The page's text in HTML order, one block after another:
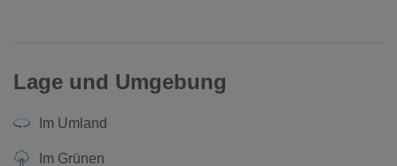
Lage und Umgebung
Im Umland
Im Grünen